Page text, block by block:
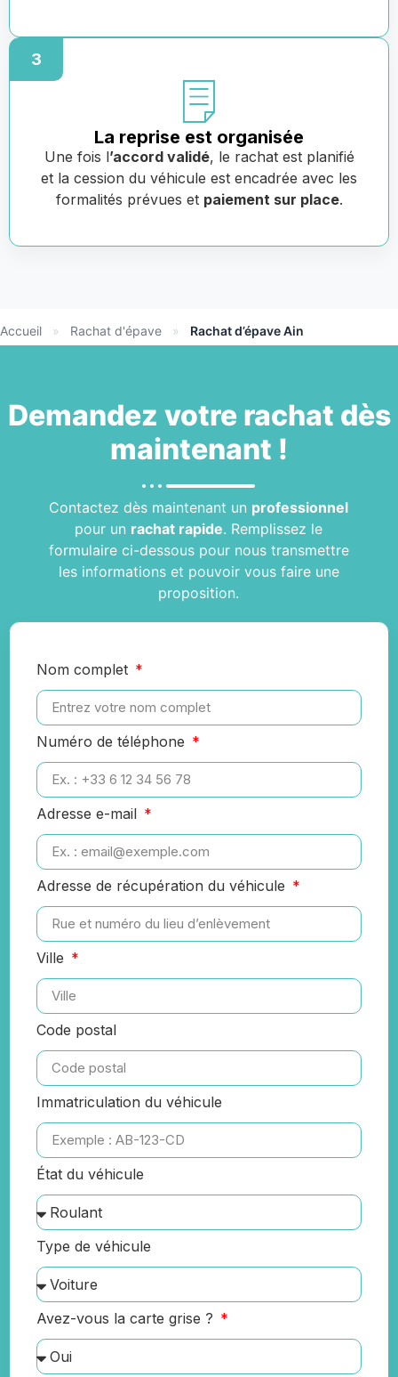
3
La reprise est organisée
Une fois l’accord validé, le rachat est planifié
et la cession du véhicule est encadrée avec les
formalités prévues et paiement sur place.
Accueil » Rachat d'épave » Rachat d’épave Ain
Demandez votre rachat dès
maintenant !
Contactez dès maintenant un professionnel
pour un rachat rapide. Remplissez le
formulaire ci-dessous pour nous transmettre
les informations et pouvoir vous faire une
proposition.
Nom complet
Numéro de téléphone
Adresse e-mail
Adresse de récupération du véhicule
Ville
Code postal
Immatriculation du véhicule
État du véhicule
Type de véhicule
Avez-vous la carte grise ?